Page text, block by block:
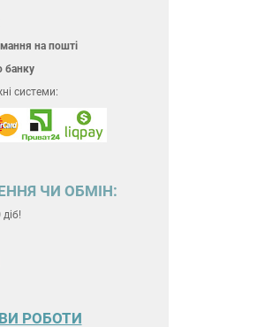
на пошті
банку
системи:
ЧИ ОБМІН:
діб!
РОБОТИ